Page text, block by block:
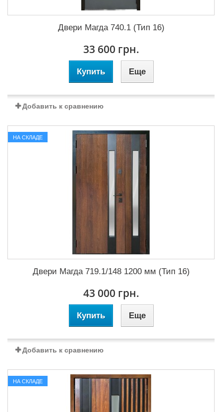
Двери Магда 740.1 (Тип 16)
33 600 грн.
Купить Еще
Добавить к сравнению
НА СКЛАДЕ
Двери Магда 719.1/148 1200 мм (Тип 16)
43 000 грн.
Купить Еще
Добавить к сравнению
НА СКЛАДЕ